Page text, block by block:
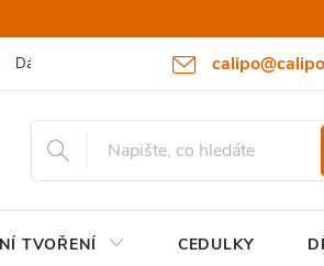
Dárkové poukazy Hodnocení obchodu
TVOŘENÍ CEDULKY